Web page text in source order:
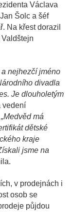
Václava
Šolc a šéf
Na křest dorazil
nejhezčí jméno
divadla
Je dlouholetým
vedení
„Medvěd má
dětské
kraje
jsme na
v prodejnách i
osob se
půjdou